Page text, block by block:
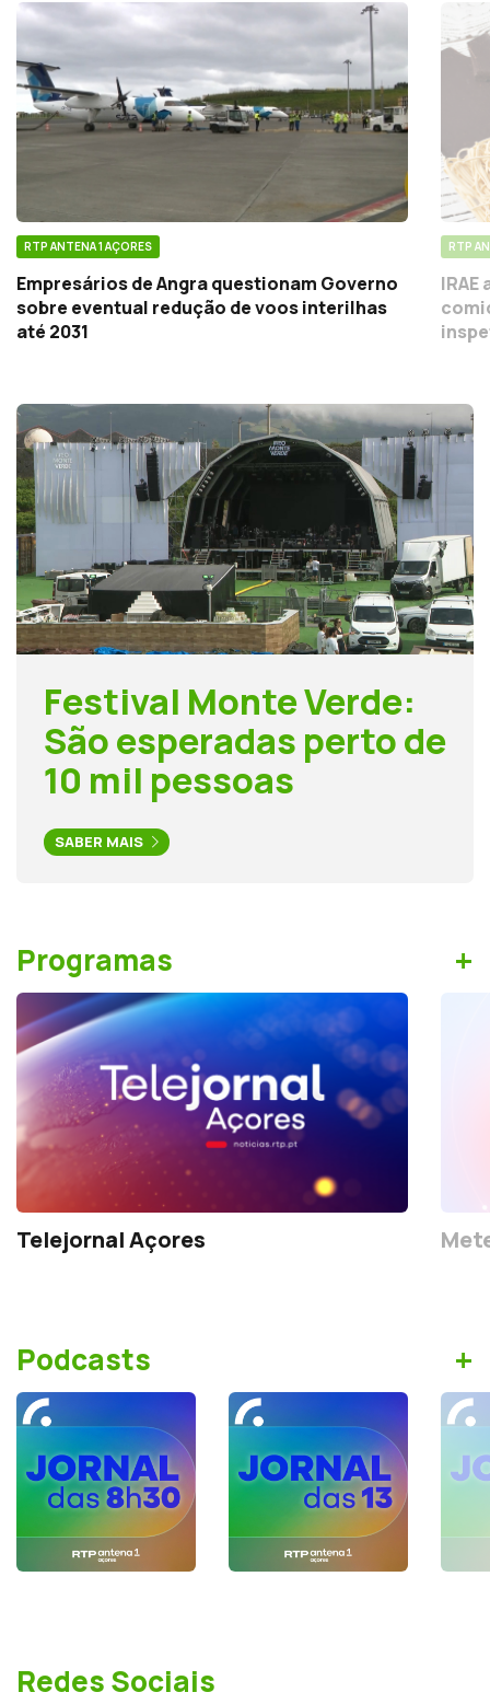
RTP ANTENA 1 AÇORES
Empresários de Angra questionam Governo
sobre eventual redução de voos interilhas
até 2031
RTP
Festival Monte Verde:
São esperadas perto de
10 mil pessoas
SABER MAIS
Programas +
Telejornal Açores
Podcasts +
Redes Sociais